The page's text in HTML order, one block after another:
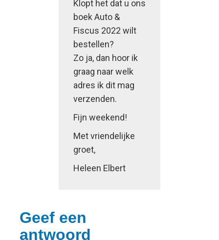
Klopt het dat u ons
boek Auto &
Fiscus 2022 wilt
bestellen?
Zo ja, dan hoor ik
graag naar welk
adres ik dit mag
verzenden.
Fijn weekend!
Met vriendelijke
groet,
Heleen Elbert
Geef een
antwoord